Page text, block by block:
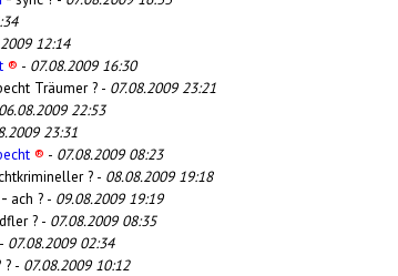
12:14
® - 07.08.2009 16:30
Träumer ? - 07.08.2009 23:21
06.08.2009 22:53
23:31
® - 07.08.2009 08:23
? - 08.08.2009 19:18
ach ? - 09.08.2009 19:19
? - 07.08.2009 08:35
07.08.2009 02:34
? - 07.08.2009 10:12